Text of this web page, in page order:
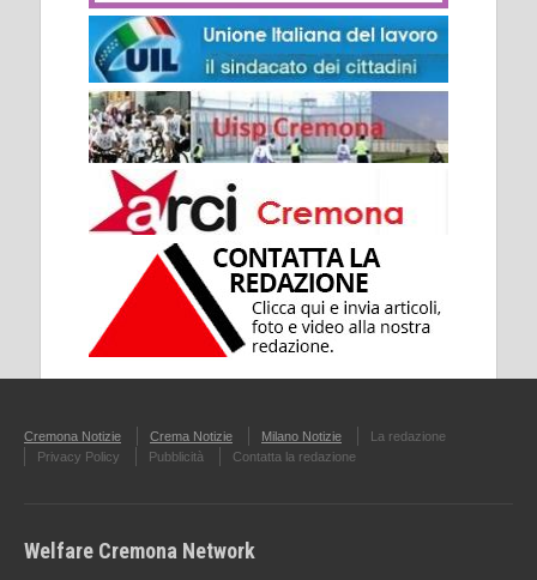
Cremona Notizie Crema Notizie Milano Notizie
La redazione
Privacy Policy
Pubblicità Contatta la redazione
Welfare Cremona Network